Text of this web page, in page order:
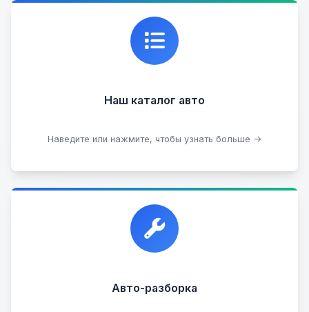
Наш каталог авто
Наведите или нажмите, чтобы узнать больше →
Каталог проверенных автомобилей в отличном
состоянии, где вы можете найти подробную
информацию о каждом авто.
Посмотреть каталог
Авто-разборка
Прием автомобилей для разборки на запчасти в
любом состоянии.